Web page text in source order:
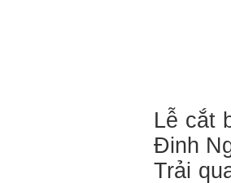
Lễ cắt
Đinh
Trải